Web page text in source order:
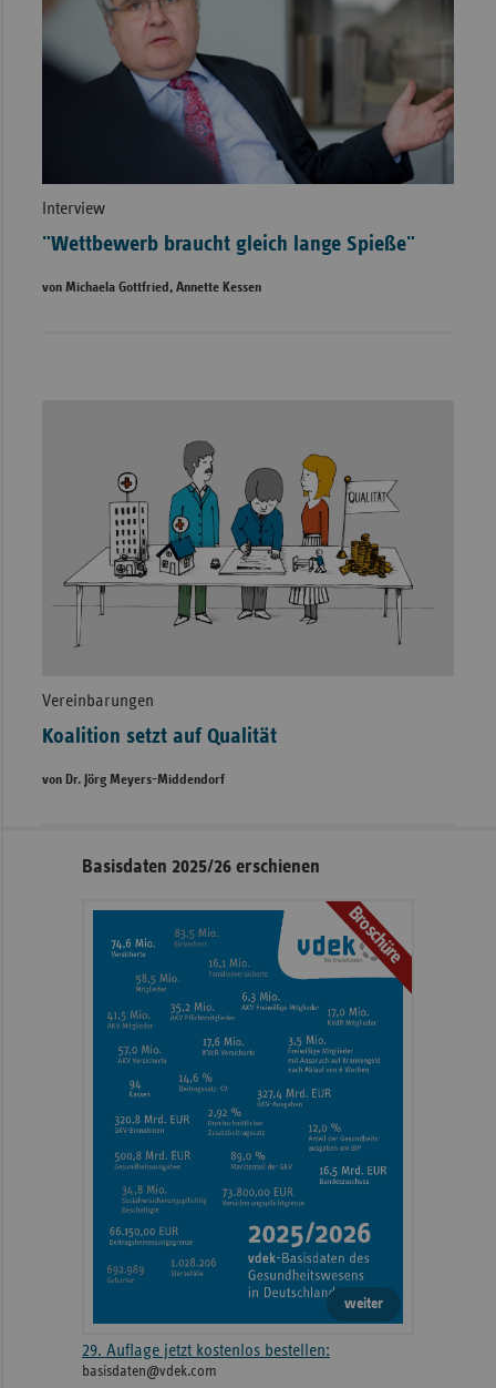
Interview
"Wettbewerb braucht gleich lange Spieße"
von Michaela Gottfried, Annette Kessen
Vereinbarungen
Koalition setzt auf Qualität
von Dr. Jörg Meyers-Middendorf
Seitennavigation
Seitenleiste
Informationen
Basisdaten 2025/26 erschienen
Broschüre
weiter
29. Auflage jetzt kostenlos bestellen:
basisdaten@vdek.com